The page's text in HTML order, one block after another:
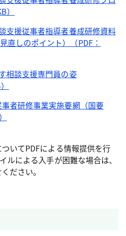
）
支援従事者指導者養成研修資料
直しのポイント）（PDF：
相談支援専門員の姿
者研修事業実施要網（国要
いてPDFによる情報提供を行
ルによる入手が困難な場合は、
ださい。